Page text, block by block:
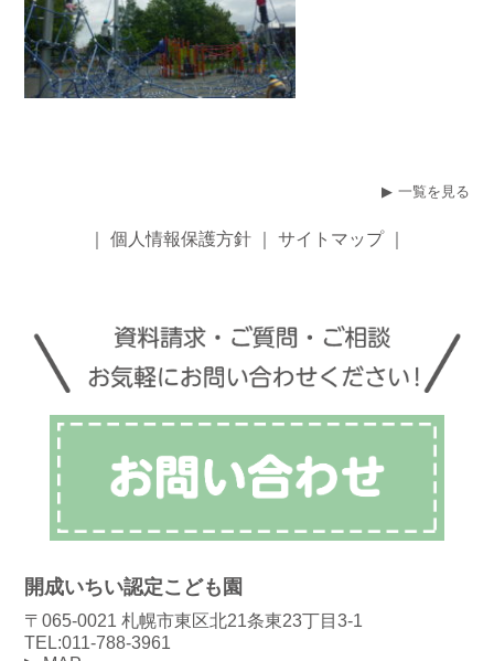
一覧を見る
個人情報保護方針 サイトマップ｜
開成いちい認定こども園
〒065-0021 札幌市東区北21条東23丁目3-1
TEL:011-788-3961